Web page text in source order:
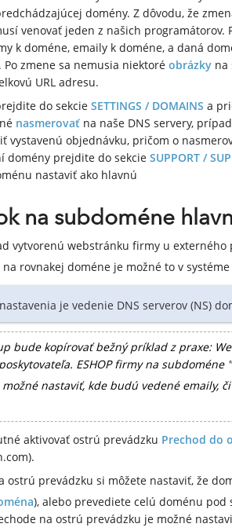
domény. Z dôvodu, že
venovať jeden z našich
k doméne, emaily k doméne, a daná
zmene sa nemusia niektoré obrázky na
URL adresu.
do sekcie SETTINGS / DOMAINS a
nasmerovať na naše DNS servery,
vystavenú objednávku, pričom o
domény prejdite do sekcie SUPPORT /
nastaviť ako hlavnú
na subdoméne
vytvorenú webstránku firmy u externého
na rovnakej doméne je možné to v
je vedenie DNS serverov (NS)
bude kopírovať bežný príklad z praxe:
ESHOP firmy na
možné nastaviť, kde budú vedené emaily,
aktivovať ostrú prevádzku Prechod do
ostrú prevádzku si môžete nastaviť, že
), alebo prevediete celú doménu pod
na ostrú prevádzku je možné